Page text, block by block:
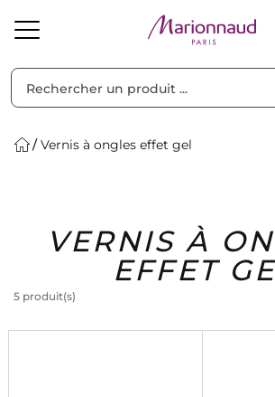
Solaire Homme Marques Idées
Vernis à ongles effet gel
VERNIS À
EFFET
5 produit(s)